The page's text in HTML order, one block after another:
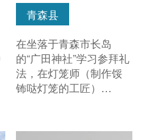
青森县
在坐落于青森市长岛
的“广田神社”学习参拜礼
法，在灯笼师（制作馁
钸哒灯笼的工匠）…